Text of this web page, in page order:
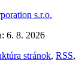
s.r.o.
6. 8. 2026
stránok, RSS,